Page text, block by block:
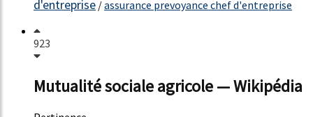
d'entreprise /assurance prevoyance chef d'entreprise
923
Mutualité sociale agricole — Wikipédia